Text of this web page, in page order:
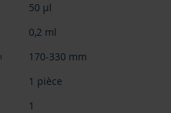
50 µl
0,2 ml
170-330 mm
1 pièce
1